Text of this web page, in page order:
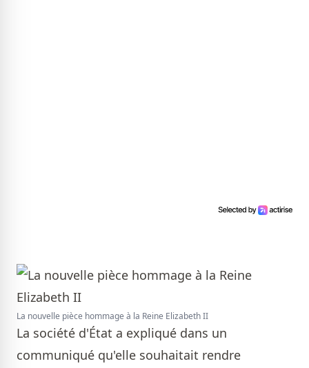
La nouvelle pièce hommage à la Reine Elizabeth II
La société d'État a expliqué dans un
communiqué qu'elle souhaitait rendre